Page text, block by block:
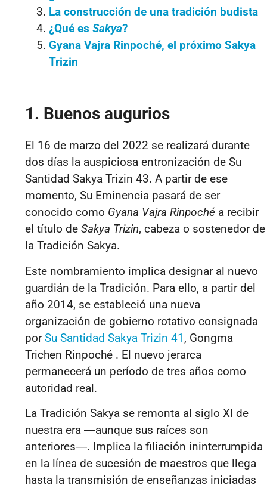
La construcción de una tradición budista
¿Qué es Sakya?
Gyana Vajra Rinpoché, el próximo Sakya
Trizin
1. Buenos augurios
El 16 de marzo del 2022 se realizará durante
dos días la auspiciosa entronización de Su
Santidad Sakya Trizin 43. A partir de ese
momento, Su Eminencia pasará de ser
conocido como Gyana Vajra Rinpoché a recibir
el título de Sakya Trizin, cabeza o sostenedor de
la Tradición Sakya.
Este nombramiento implica designar al nuevo
guardián de la Tradición. Para ello, a partir del
año 2014, se estableció una nueva
organización de gobierno rotativo consignada
porSu Santidad Sakya Trizin 41 , Gongma
Trichen Rinpoché . El nuevo jerarca
permanecerá un período de tres años como
autoridad real.
La Tradición Sakya se remonta al siglo XI de
nuestra era ―aunque sus raíces son
anteriores―. Implica la filiación ininterrumpida
en la línea de sucesión de maestros que llega
hasta la transmisión de enseñanzas iniciadas